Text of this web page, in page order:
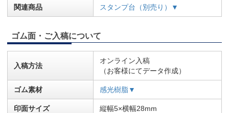
関連商品 スタンプ台（別売り）▼
ゴム面・ご入稿について
入稿方法
オンライン入稿
（お客様にてデータ作成）
ゴム素材 感光樹脂▼
印面サイズ 縦幅5×横幅28mm